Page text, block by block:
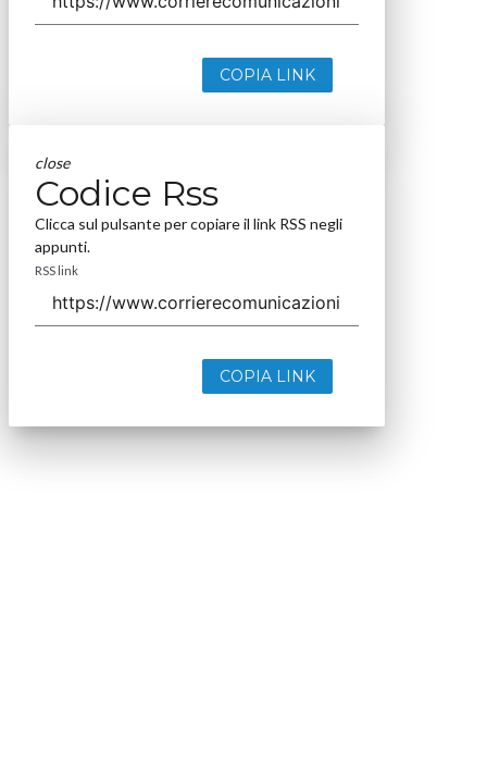
COPIA LINK
close
Codice Rss
Clicca sul pulsante per copiare il link RSS negli
appunti.
RSS link
COPIA LINK